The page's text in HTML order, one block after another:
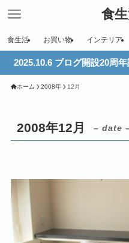
食
食生活 お買い物 インテリア
2025.10.6 ブログ開設20
ホーム 2008年 12月
2008年12月 – date